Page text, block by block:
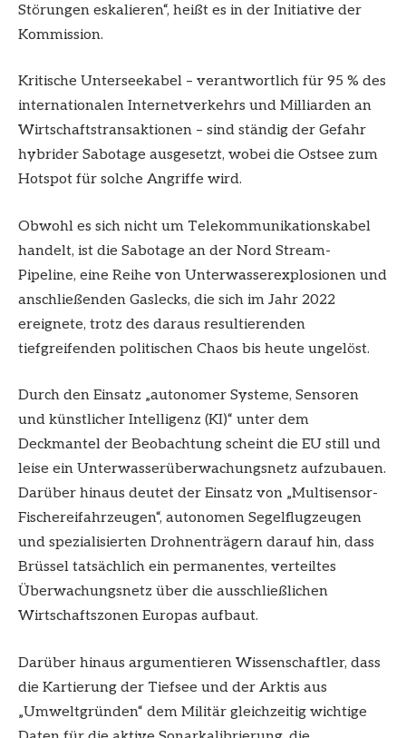
Störungen eskalieren“, heißt es in der Initiative der
Kommission.
Kritische Unterseekabel – verantwortlich für 95 % des
internationalen Internetverkehrs und Milliarden an
Wirtschaftstransaktionen – sind ständig der Gefahr
hybrider Sabotage ausgesetzt, wobei die Ostsee zum
Hotspot für solche Angriffe wird.
Obwohl es sich nicht um Telekommunikationskabel
handelt, ist die Sabotage an der Nord Stream-
Pipeline, eine Reihe von Unterwasserexplosionen und
anschließenden Gaslecks, die sich im Jahr 2022
ereignete, trotz des daraus resultierenden
tiefgreifenden politischen Chaos bis heute ungelöst.
Durch den Einsatz „autonomer Systeme, Sensoren
und künstlicher Intelligenz (KI)“ unter dem
Deckmantel der Beobachtung scheint die EU still und
leise ein Unterwasserüberwachungsnetz aufzubauen.
Darüber hinaus deutet der Einsatz von „Multisensor-
Fischereifahrzeugen“, autonomen Segelflugzeugen
und spezialisierten Drohnenträgern darauf hin, dass
Brüssel tatsächlich ein permanentes, verteiltes
Überwachungsnetz über die ausschließlichen
Wirtschaftszonen Europas aufbaut.
Darüber hinaus argumentieren Wissenschaftler, dass
die Kartierung der Tiefsee und der Arktis aus
„Umweltgründen“ dem Militär gleichzeitig wichtige